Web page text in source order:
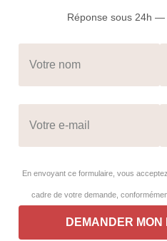
Réponse sous 24h —
En envoyant ce formulaire, vous
cadre de votre demande,